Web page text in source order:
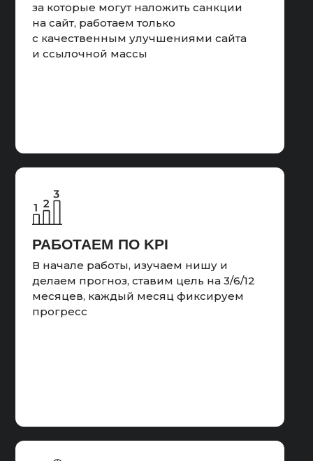
за которые могут наложить санкции
на сайт, работаем только
с качественным улучшениями сайта
и ссылочной массы
РАБОТАЕМ ПО KPI
В начале работы, изучаем нишу и
делаем прогноз, ставим цель на 3/6/12
месяцев, каждый месяц фиксируем
прогресс